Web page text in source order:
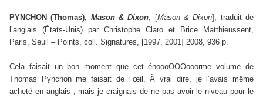
PYNCHON (Thomas), Mason & Dixon, [Mason & Dixon], traduit de
l’anglais (États-Unis) par Christophe Claro et Brice Matthieussent,
Paris, Seuil – Points, coll. Signatures, [1997, 2001] 2008, 936 p.
Cela faisait un bon moment que cet énoooOOOooorme volume de
Thomas Pynchon me faisait de l’œil. À vrai dire, je l’avais même
acheté en anglais ; mais je craignais de ne pas avoir le niveau pour le